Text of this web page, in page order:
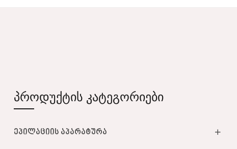
პროდუქტის კატეგორიები
ეპილაციის აპარატურა